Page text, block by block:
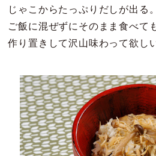
じゃこからたっぷりだしが出る。
ご飯に混ぜずにそのまま食べて
作り置きして沢山味わって欲しい